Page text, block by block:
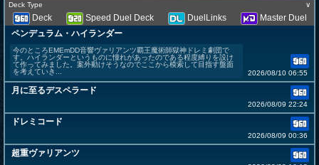
Deck Type
∨
Deck Speed Duel Deck DuelLinks
Master Duel
ペンデュラム・ハイランダー
今のところEMEmDD音響ヴァリアンツ覇王魔術師獄神ドレミ劇団で
す。ハイランダーというものに憧れがあったのである程度縛りを設け
て作ってみました。案外動けそうなのでここから模索して目指す盤面
を考えていき...
2026/08/10 06:55
月に至るデスペラード
2026/08/09 22:24
ドレミコード
2026/08/09 00:36
超重ヴァリアンツ